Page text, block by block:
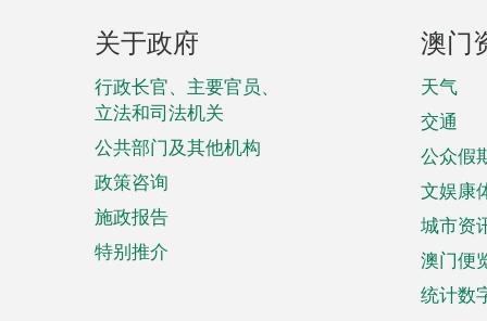
页
脚
菜
单
关于政府
行政长官、主要官员、
立法和司法机关
公共部门及其他机构
政策咨询
施政报告
特别推介
澳门
天气
交通
公众假
文娱康
城市资
澳门便
统计数